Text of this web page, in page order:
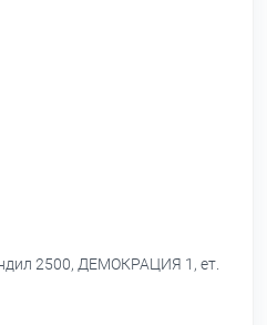
2500, ДЕМОКРАЦИЯ 1, ет.